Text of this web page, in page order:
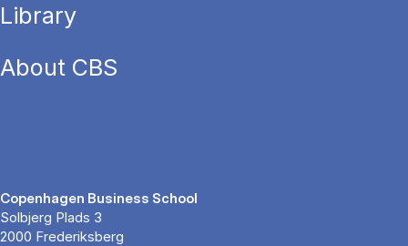
Library
About CBS
Copenhagen Business School
Solbjerg Plads 3
2000 Frederiksberg